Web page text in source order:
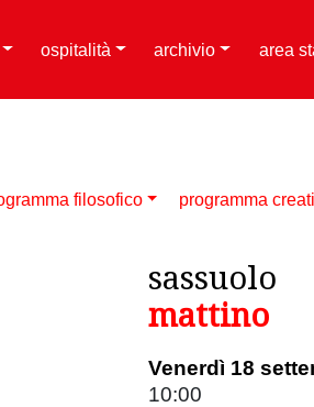
ospitalità archivio area
filosofico programma
sassuolo
mattino
Venerdì 18
10:00